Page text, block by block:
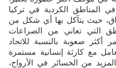
المناطق الكردية في تركيا
حيث يتآكل بها أي شكل من
التي تعاني من الصراعات
أكثر صعوبة بالنسبة للاتحاد
مع كارثة إنسانية مستمرة
من الخسائر في الأرواح،